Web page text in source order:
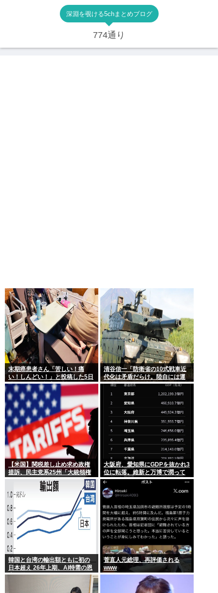
深淵を覗ける5chまとめブログ
774通り
末期癌患者さん「苦しい！痛
い！しんどい！」と投稿した5日
後に穏やかに旅立つ
清谷信一「防衛省の10式戦車近
代化は矛盾だらけ。陸自には運
用理念もコスト意識もない」
【米国】関税差し止め求め政権
提訴、民主党系25州「大統領権
限逸脱」
大阪府、愛知県にGDPを抜かれ3
位に転落。維新と万博で潤って
るはずじゃ…
韓国と台湾の輸出額ともに初の
日本超え 26年上期、AI特需の恩
恵で差
菅直人元総理、再評価される
www